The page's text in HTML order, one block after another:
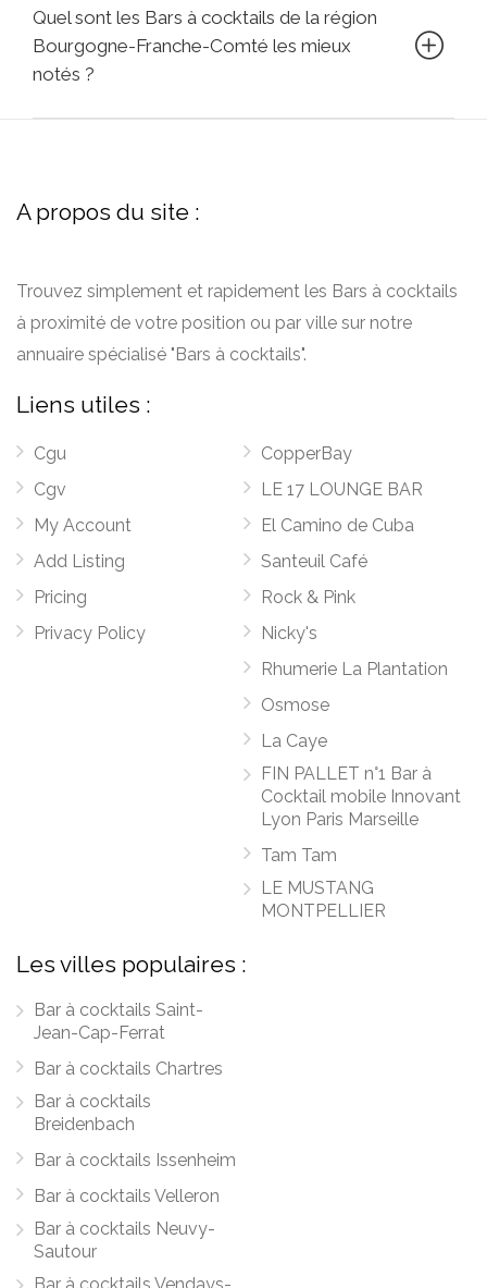
Quel sont les Bars à cocktails de la région
Bourgogne-Franche-Comté les mieux
notés ?
A propos du site :
Trouvez simplement et rapidement les Bars à cocktails
à proximité de votre position ou par ville sur notre
annuaire spécialisé "Bars à cocktails".
Liens utiles :
Cgu
Cgv
My Account
Add Listing
Pricing
Privacy Policy
CopperBay
LE 17 LOUNGE BAR
El Camino de Cuba
Santeuil Café
Rock & Pink
Nicky's
Rhumerie La Plantation
Osmose
La Caye
FIN PALLET n°1 Bar à
Cocktail mobile Innovant
Lyon Paris Marseille
Tam Tam
LE MUSTANG
MONTPELLIER
Les villes populaires :
Bar à cocktails Saint-
Jean-Cap-Ferrat
Bar à cocktails Chartres
Bar à cocktails
Breidenbach
Bar à cocktails Issenheim
Bar à cocktails Velleron
Bar à cocktails Neuvy-
Sautour